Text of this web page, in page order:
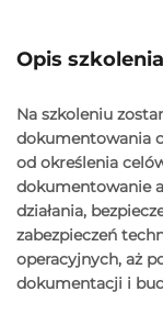
Opis szkolenia
Na szkoleniu
dokumentowania
od określenia
dokumentowanie
działania,
zabezpieczeń
operacyjnych, aż
dokumentacji i